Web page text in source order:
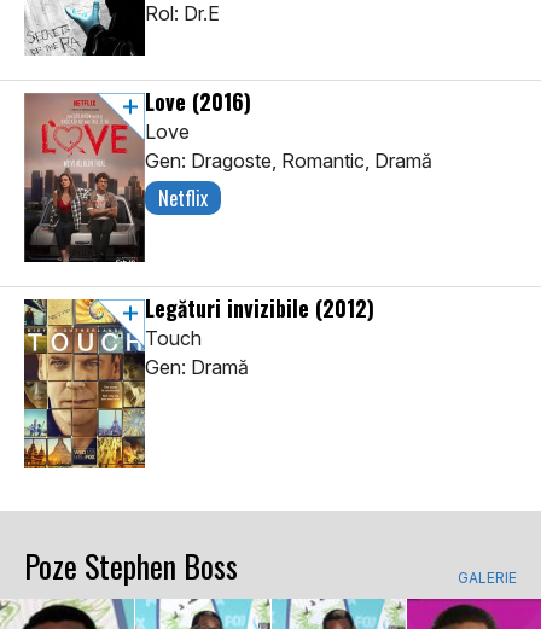
Rol: Dr.E
Love (2016)
Love
Gen: Dragoste, Romantic, Dramă
Netflix
Legături invizibile (2012)
Touch
Gen: Dramă
Poze Stephen Boss GALERIE